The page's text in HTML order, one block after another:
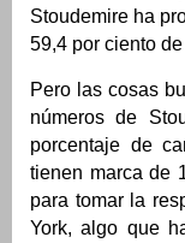
Stoudemire ha
59,4 por ciento
Pero las cosas
números de
porcentaje de
tienen marca de
para tomar la
York, algo que